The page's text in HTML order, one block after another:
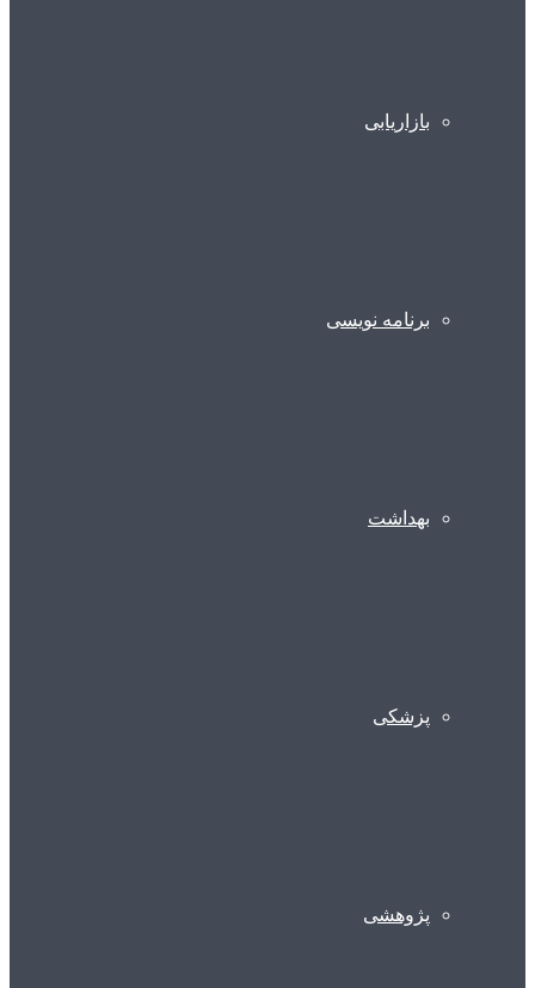
بازاریابی
برنامه نویسی
بهداشت
پزشکی
پژوهشی